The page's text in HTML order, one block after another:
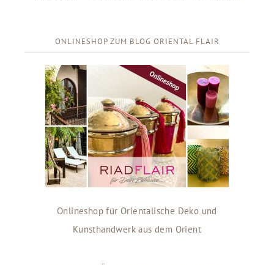
ONLINESHOP ZUM BLOG ORIENTAL FLAIR
Onlineshop für Orientalische Deko und
Kunsthandwerk aus dem Orient